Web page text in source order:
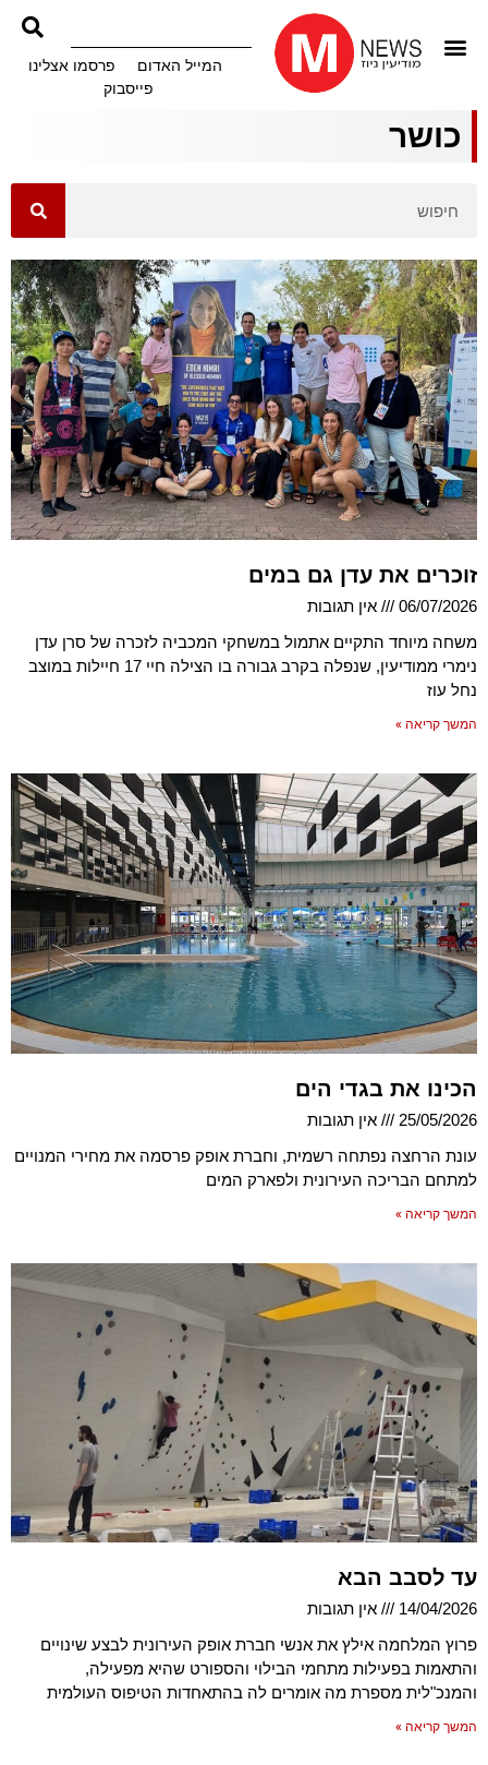
המייל האדום
פרסמו אצלינו
פייסבוק
כושר
זוכרים את עדן גם במים
06/07/2026
אין תגובות
משחה מיוחד התקיים אתמול במשחקי המכביה לזכרה של סרן עדן
נימרי ממודיעין, שנפלה בקרב גבורה בו הצילה חיי 17 חיילות במוצב
נחל עוז
המשך קריאה »
הכינו את בגדי הים
25/05/2026
אין תגובות
עונת הרחצה נפתחה רשמית, וחברת אופק פרסמה את מחירי המנויים
למתחם הבריכה העירונית ולפארק המים
המשך קריאה »
עד לסבב הבא
14/04/2026
אין תגובות
פרוץ המלחמה אילץ את אנשי חברת אופק העירונית לבצע שינויים
והתאמות בפעילות מתחמי הבילוי והספורט שהיא מפעילה,
והמנכ"לית מספרת מה אומרים לה בהתאחדות הטיפוס העולמית
המשך קריאה »